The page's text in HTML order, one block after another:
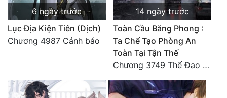
Đô Thị
Đông Phương
Đông Phương Huyền Huyễn
6 ngày trước
Lục Địa Kiện Tiên (Dịch)
Chương 4987 Cảnh báo
14 ngày trước
Toàn Cầu Băng Phong :
Ta Chế Tạo Phòng An
Toàn Tại Tận Thế
Chương 3749 Thế Đao xuất kích